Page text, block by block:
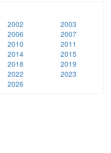
2002
2003
2006
2007
2010
2011
2014
2015
2018
2019
2022
2023
2026